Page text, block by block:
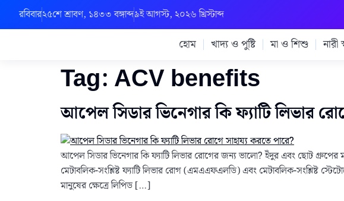
রবিবার২৫শে শ্রাবণ, ১৪৩৩ বঙ্গাব্দ৯ই আগস্ট, ২০২৬ খ্রিস্টাব্দ
হোম খাদ্য ও পুষ্টি মা ও শিশু নারী
Tag: ACV benefits
আপেল সিডার ভিনেগার কি ফ্যাটি লিভার
আপেল সিডার ভিনেগার কি ফ্যাটি লিভার রোগের জন্য ভালো? ইঁদুর এবং ছোট গ্রুপের
মেটাবলিক-সংশ্লিষ্ট ফ্যাটি লিভার রোগ (এমএএফএলডি) এবং মেটাবলিক-সংশ্লিষ্ট
মানুষের ক্ষেত্রে লিপিড […]